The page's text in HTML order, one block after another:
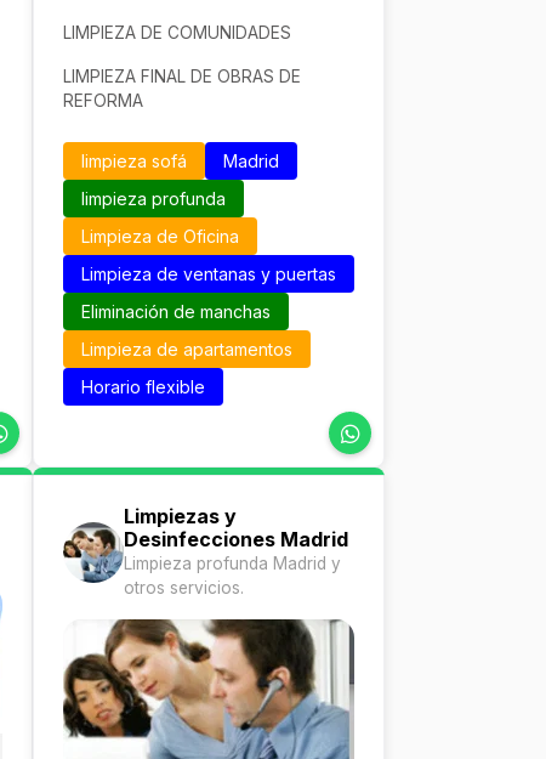
LIMPIEZA DE COMUNIDADES
LIMPIEZA FINAL DE OBRAS DE
REFORMA
limpieza sofá
Madrid
limpieza profunda
Limpieza de Oficina
Limpieza de ventanas y puertas
Eliminación de manchas
Limpieza de apartamentos
Horario flexible
Limpiezas y
Desinfecciones Madrid
Limpieza profunda Madrid y
otros servicios.